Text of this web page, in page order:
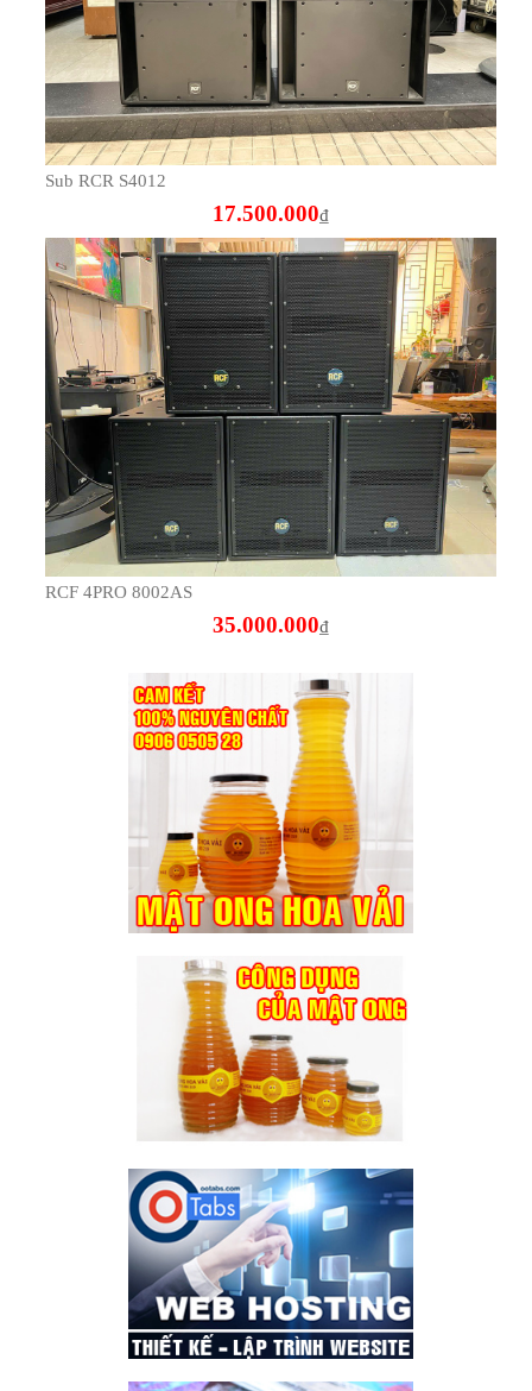
Sub RCR S4012
17.500.000
RCF 4PRO 8002AS
35.000.000₫
10.000.000₫
dB Technologies DVX P8
15.500.000₫